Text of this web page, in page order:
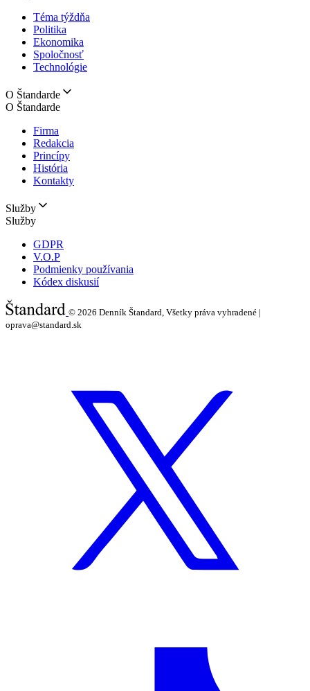
Téma týždňa
Politika
Ekonomika
Spoločnosť
Technológie
O Štandarde
O Štandarde
Firma
Redakcia
Princípy
História
Kontakty
Služby
Služby
GDPR
V.O.P
Podmienky používania
Kódex diskusií
© 2026 Denník Štandard, Všetky práva vyhradené |
oprava@standard.sk